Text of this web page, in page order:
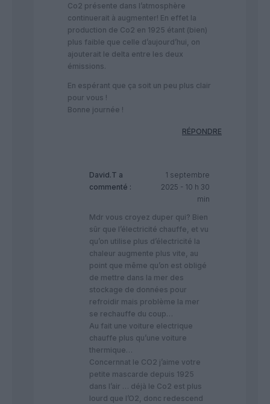
Co2 présente dans l’atmosphère
continuerait à augmenter! En effet la
production de Co2 en 1925 étant (bien)
plus faible que celle d’aujourd’hui, on
ajouterait le delta entre les deux
émissions.
En espérant que ça soit un peu plus clair
pour vous !
Bonne journée !
RÉPONDRE
David.T a
commenté :
1 septembre
2025 - 10 h 30
min
Mdr vous croyez duper qui? Bien
sûr que l’électricité chauffe, et vu
qu’on utilise plus d’électricité la
chaleur augmente plus vite, au
point que même qu’on est obligé
de mettre dans la mer des
stockage de données pour
refroidir mais problème la mer
se rechauffe du coup…
Au fait une voiture electrique
chauffe plus qu’une voiture
thermique…
Concernnat le CO2 j’aime votre
petite mascarde depuis 1925
dans l’air … déjà le Co2 est plus
lourd que l’O2, donc redescend